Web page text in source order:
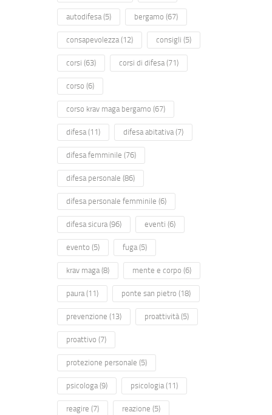
autodifesa(5) bergamo (67)
consapevolezza(12) consigli (5)
corsi (63) corsi di difesa(71)
corso (6)
corso krav maga bergamo (67)
difesa(11) difesa abitativa(7)
difesa femminile (76)
difesa personale (86)
difesa personale femminile (6)
difesa sicura(96) eventi (6)
evento (5) fuga(5)
krav maga(8) mente e corpo (6)
paura(11) ponte san pietro (18)
prevenzione (13) proattività(5)
proattivo (7)
protezione personale (5)
psicologa(9) psicologia(11)
reagire (7) reazione (5)